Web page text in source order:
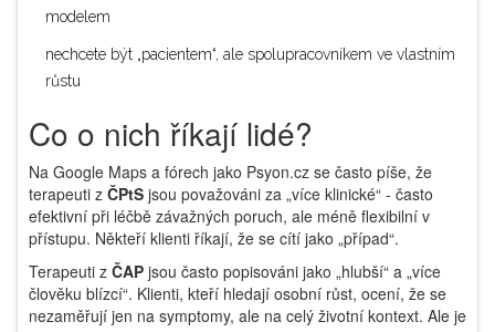
modelem
nechcete být „pacientem“, ale spolupracovníkem ve vlastním
růstu
Co o nich říkají lidé?
Na Google Maps a fórech jako Psyon.cz se často píše, že
terapeuti z ČPtS jsou považováni za „více klinické“ - často
efektivní při léčbě závažných poruch, ale méně flexibilní v
přístupu. Někteří klienti říkají, že se cítí jako „případ“.
Terapeuti z ČAP jsou často popisováni jako „hlubší“ a „více
člověku blízcí“. Klienti, kteří hledají osobní růst, ocení, že se
nezaměřují jen na symptomy, ale na celý životní kontext. Ale je